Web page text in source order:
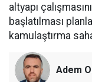
altyapı
başlatılması
kamulaştırma
Adem